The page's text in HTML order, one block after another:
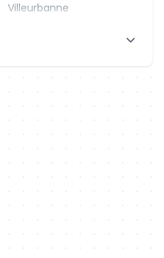
Villeurbanne